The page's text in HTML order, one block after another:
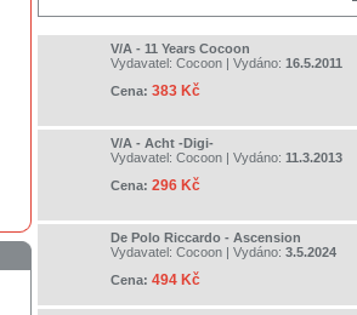
V/A - 11 Years Cocoon
Vydavatel: Cocoon | Vydáno: 16.5.2011
Cena: 383 Kč
V/A - Acht -Digi-
Vydavatel: Cocoon | Vydáno: 11.3.2013
Cena: 296 Kč
De Polo Riccardo - Ascension
Vydavatel: Cocoon | Vydáno: 3.5.2024
Cena: 494 Kč